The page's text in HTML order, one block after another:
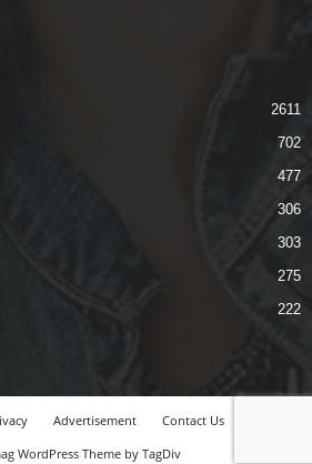
2611
702
477
306
303
275
222
Advertisement
Contact Us
WordPress Theme by TagDiv